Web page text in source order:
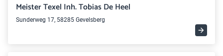
Meister Texel Inh. Tobias De Heel
Sunderweg 17, 58285 Gevelsberg